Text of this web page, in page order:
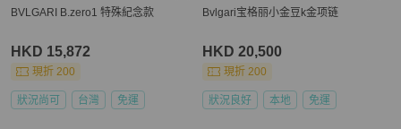
BVLGARI B.zero1 特殊紀念款
HKD 15,872
現折 200
狀況尚可 台灣 免運
Bvlgari宝格丽小金豆k金项链
HKD 20,500
現折 200
狀況良好 本地 免運